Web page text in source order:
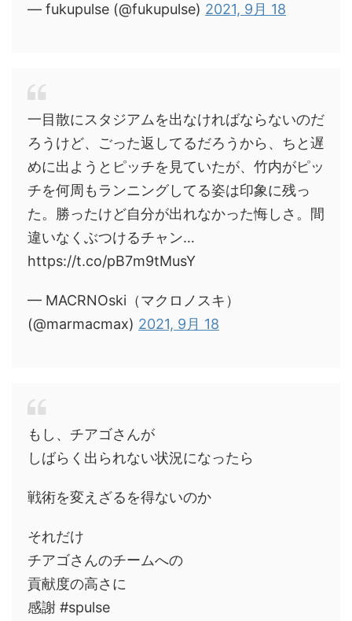
— fukupulse (@fukupulse) 2021, 9月 18
一目散にスタジアムを出なければならないのだ
ろうけど、ごった返してるだろうから、ちと遅
めに出ようとピッチを見ていたが、竹内がピッ
チを何周もランニングしてる姿は印象に残っ
た。勝ったけど自分が出れなかった悔しさ。間
違いなくぶつけるチャン…
https://t.co/pB7m9tMusY
— MACRNOski（マクロノスキ）
(@marmacmax) 2021, 9月 18
もし、チアゴさんが
しばらく出られない状況になったら
戦術を変えざるを得ないのか
それだけ
チアゴさんのチームへの
貢献度の高さに
感謝 #spulse